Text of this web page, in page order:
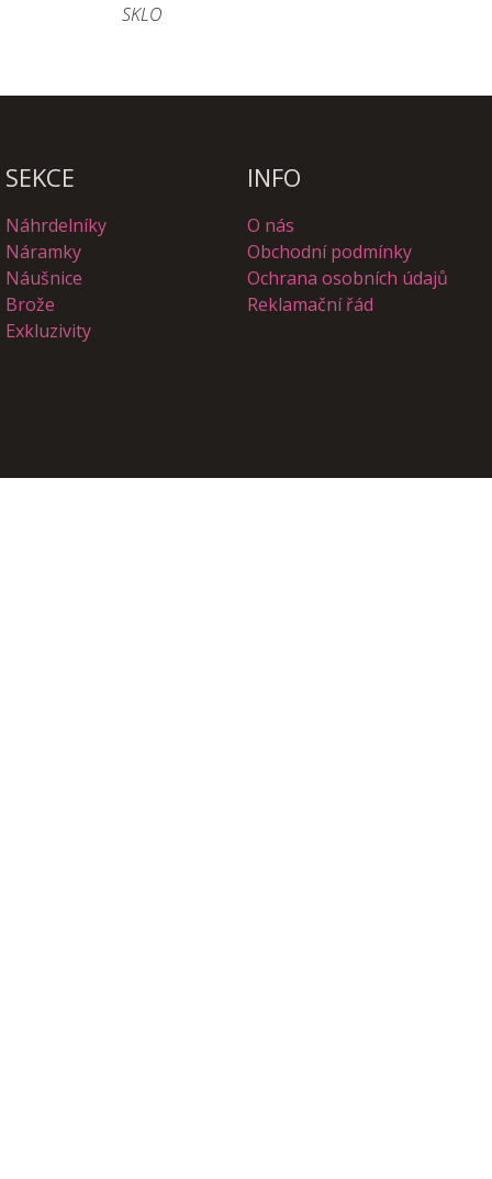
SKLO
SEKCE INFO
Náhrdelníky
Náramky
Náušnice
Brože
Exkluzivity
O nás
Obchodní podmínky
Ochrana osobních údajů
Reklamační řád